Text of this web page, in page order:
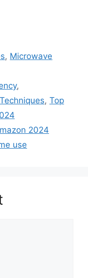
, Microwave
,
, Top
2024
use